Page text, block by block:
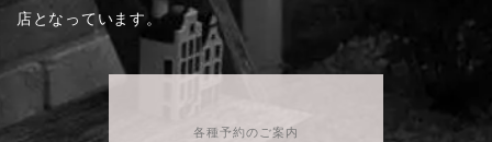
店となっています。
各種予約のご案内